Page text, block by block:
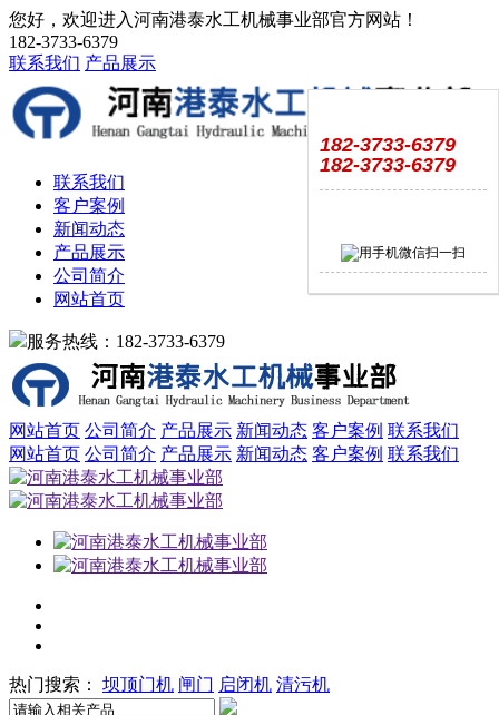
您好，欢迎进入河南港泰水工机械事业部官方网站！
182-3733-6379
联系我们 产品展示
联系我们
客户案例
新闻动态
产品展示
公司简介
网站首页
服务热线：182-3733-6379
网站首页 公司简介 产品展示 新闻动态 客户案例 联系我们
网站首页 公司简介 产品展示 新闻动态 客户案例 联系我们
热门搜索： 坝顶门机 闸门 启闭机 清污机
182-3733-6379
182-3733-6379